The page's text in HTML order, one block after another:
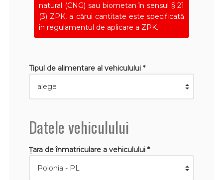
natural (CNG) sau biometan în sensul § 21
(3) ZPK, a cărui cantitate este specificată
în regulamentul de aplicare a ZPK.
Tipul de alimentare al vehiculului *
Datele vehiculului
Țara de înmatriculare a vehiculului *